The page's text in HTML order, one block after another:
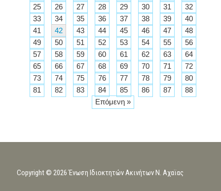
25
26 27 28 29 30 31
32
33
34 35 36 37 38 39
40
41
42 43 44 45 46 47
48
49
50 51 52 53 54 55
56
57
58 59 60 61 62 63
64
65
66 67 68 69 70 71
72
73
74 75 76 77 78 79
80
81
82 83 84 85 86 87
88
Επόμενη »
Copyright © 2026 Ένωση Ιδιοκτητών Ακινήτων Ν. Αχαϊας